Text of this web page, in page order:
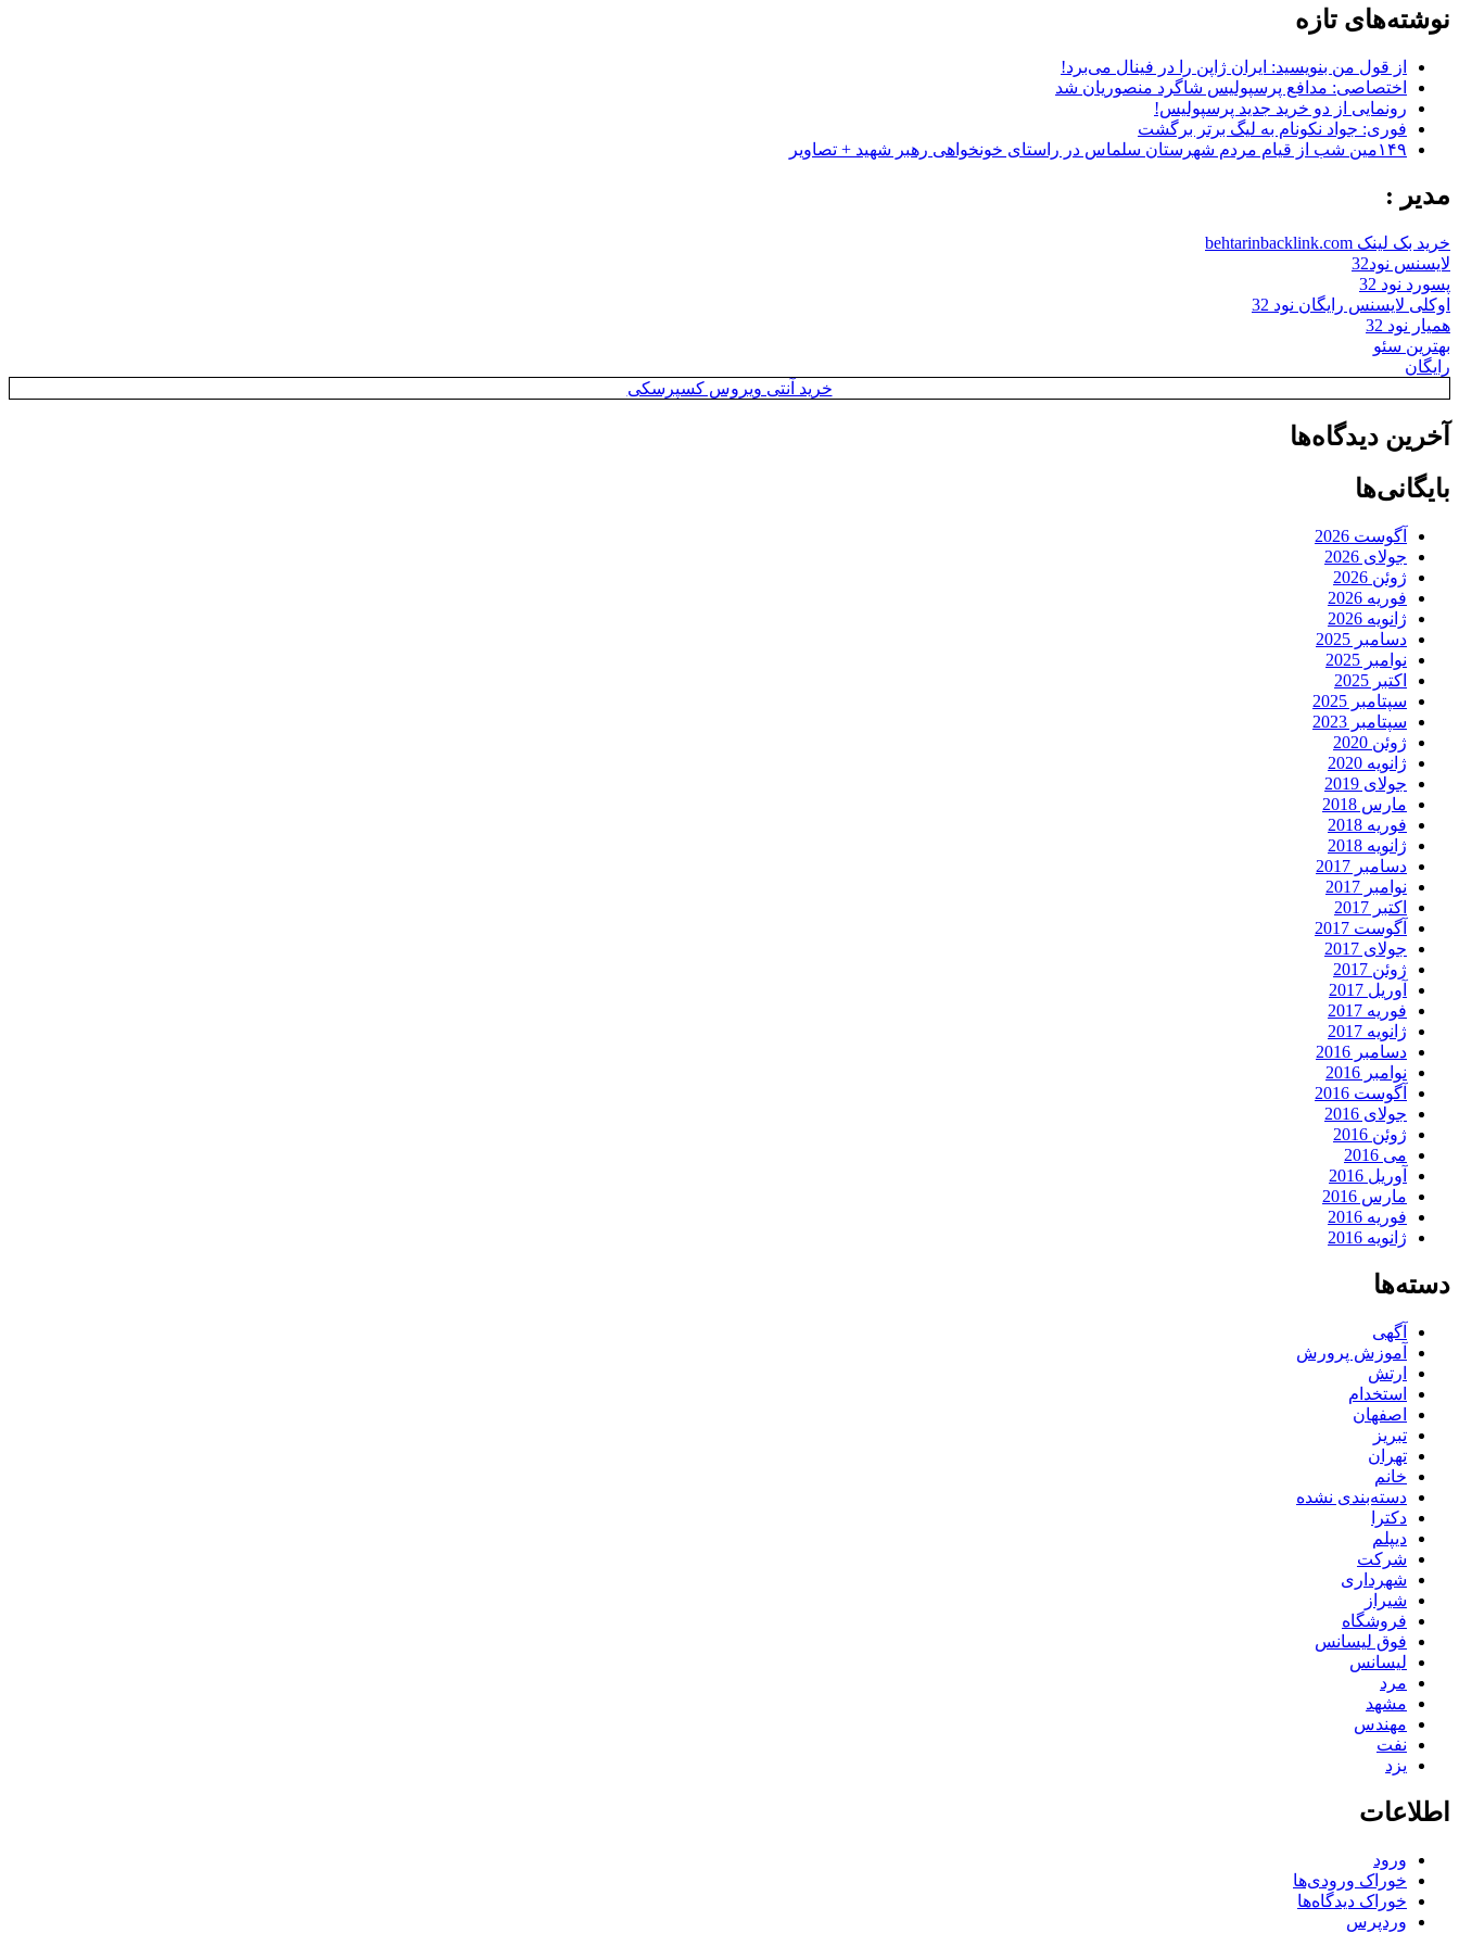
نوشته‌های تازه
از قول من بنویسید: ایران ژاپن را در فینال می‌برد!
اختصاصی: مدافع پرسپولیس شاگرد منصوریان شد
رونمایی از دو خرید جدید پرسپولیس!
فوری: جواد نکونام به لیگ برتر برگشت
۱۴۹مین شب از قیام مردم شهرستان سلماس در راستای خونخواهی رهبر شهید + تصاویر
مدیر :
خرید بک لینک behtarinbacklink.com
لایسنس نود32
پسورد نود 32
اوکلی لایسنس رایگان نود 32
همیار نود 32
بهترین سئو
رایگان
خرید آنتی ویروس کسپرسکی
آخرین دیدگاه‌ها
بایگانی‌ها
آگوست 2026
جولای 2026
ژوئن 2026
فوریه 2026
ژانویه 2026
دسامبر 2025
نوامبر 2025
اکتبر 2025
سپتامبر 2025
سپتامبر 2023
ژوئن 2020
ژانویه 2020
جولای 2019
مارس 2018
فوریه 2018
ژانویه 2018
دسامبر 2017
نوامبر 2017
اکتبر 2017
آگوست 2017
جولای 2017
ژوئن 2017
آوریل 2017
فوریه 2017
ژانویه 2017
دسامبر 2016
نوامبر 2016
آگوست 2016
جولای 2016
ژوئن 2016
می 2016
آوریل 2016
مارس 2016
فوریه 2016
ژانویه 2016
دسته‌ها
آگهی
آموزش پرورش
ارتش
استخدام
اصفهان
تبریز
تهران
خانم
دسته‌بندی نشده
دکترا
دیپلم
شرکت
شهرداری
شیراز
فروشگاه
فوق لیسانس
لیسانس
مرد
مشهد
مهندس
نفت
یزد
اطلاعات
ورود
خوراک ورودی‌ها
خوراک دیدگاه‌ها
وردپرس